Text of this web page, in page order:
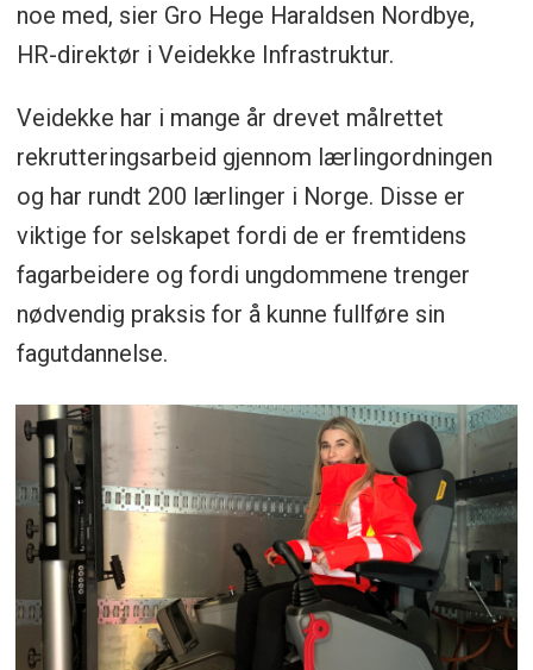
noe med, sier Gro Hege Haraldsen Nordbye,
HR-direktør i Veidekke Infrastruktur.
Veidekke har i mange år drevet målrettet
rekrutteringsarbeid gjennom lærlingordningen
og har rundt 200 lærlinger i Norge. Disse er
viktige for selskapet fordi de er fremtidens
fagarbeidere og fordi ungdommene trenger
nødvendig praksis for å kunne fullføre sin
fagutdannelse.